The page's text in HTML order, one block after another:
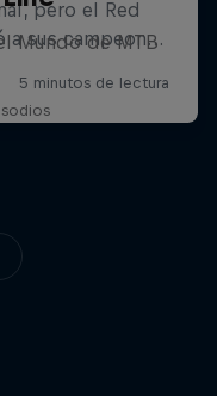
Mundo de MTB